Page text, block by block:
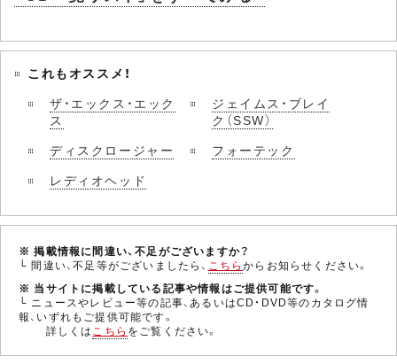
これもオススメ！
ザ・エックス・エック
ス
ジェイムス・ブレイ
ク（SSW）
ディスクロージャー
フォーテック
レディオヘッド
※ 掲載情報に間違い、不足がございますか？
└ 間違い、不足等がございましたら、 こちらからお知らせください。
※ 当サイトに掲載している記事や情報はご提供可能です。
└ ニュースやレビュー等の記事、あるいはCD・DVD等のカタログ情
報、いずれもご提供可能です。
詳しくはこちら をご覧ください。